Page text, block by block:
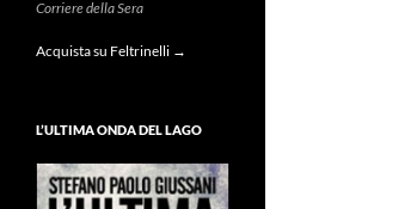
Corriere della Sera
Acquista su Feltrinelli →
L’ULTIMA ONDA DEL LAGO